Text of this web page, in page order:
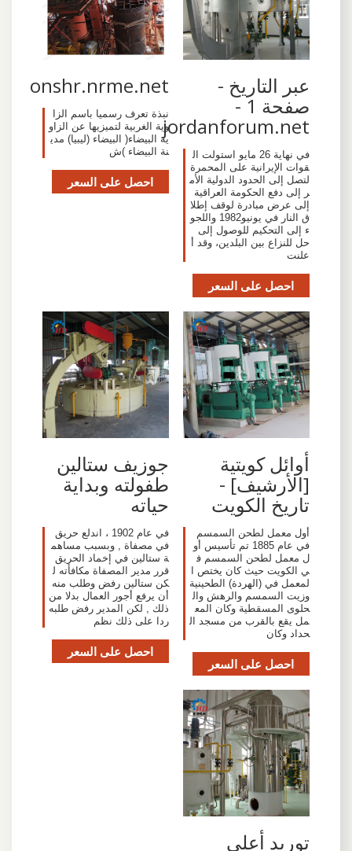
عبر التاريخ -
صفحة 1 -
jordanforum.net
في نهاية 26 مايو استولت ال
قوات الإيرانية على المحمرة
لتصل إلى الحدود الدولية الأم
ر إلى دفع الحكومة العراقية
إلى عرض مبادرة لوقف إطلا
ق النار في يونيو1982 واللجو
ء إلى التحكيم للوصول إلى
حل للنزاع بين البلدين، وقد أ
علنت
احصل على السعر
onshr.nrme.net
نبذة تعرف رسميا باسم الزا
وية الغربية لتميزيها عن الزاو
ية البيضاء( البيضاء (ليبيا) مدي
نة البيضاء )ش
احصل على السعر
أوائل كويتية
[الأرشيف] -
تاريخ الكويت
أول معمل لطحن السمسم
في عام 1885 تم تأسيس أو
ل معمل لطحن السمسم ف
ي الكويت حيث كان يختص ا
لمعمل في (الهردة) الطحينية
وزيت السمسم والرهش وال
حلوى المسقطية وكان المع
مل يقع بالقرب من مسجد ال
حداد وكان
احصل على السعر
جوزيف ستالين
طفولته وبداية
حياته
في عام 1902 ، اندلع حريق
في مصفاة , وبسبب مساهم
ة ستالين في إخماد الحريق
قرر مدير المصفاة مكافأته ل
كن ستالين رفض وطلب منه
أن يرفع أجور العمال بدلا من
ذلك , لكن المدير رفض طلبه
ردا على ذلك نظم
احصل على السعر
توريد أعلى